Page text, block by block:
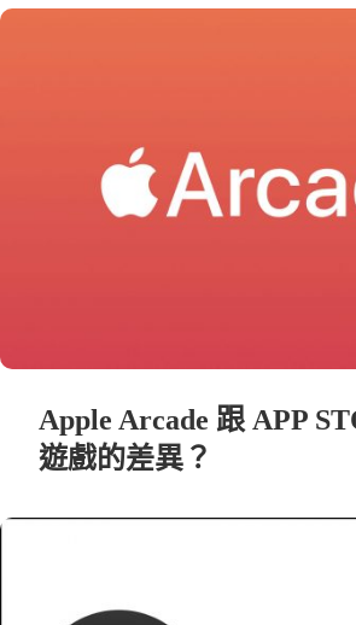
Apple Arcade 跟 APP
遊戲的差異？